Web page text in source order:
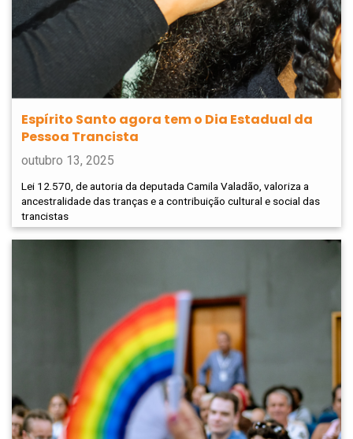
Espírito Santo agora tem o Dia Estadual da
Pessoa Trancista
outubro 13, 2025
Lei 12.570, de autoria da deputada Camila Valadão, valoriza a
ancestralidade das tranças e a contribuição cultural e social das
trancistas